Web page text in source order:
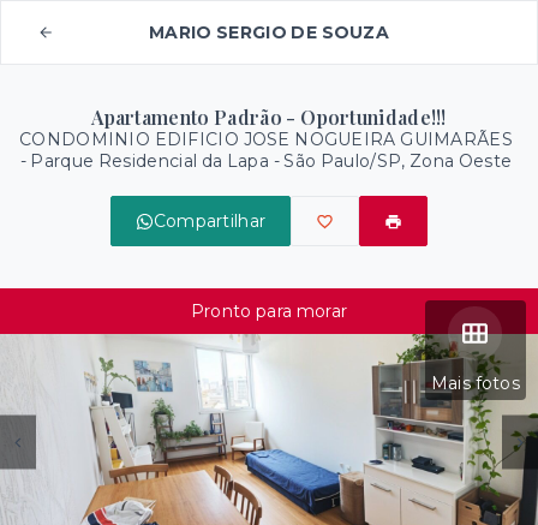
MARIO SERGIO DE SOUZA
Apartamento Padrão - Oportunidade!!!
CONDOMINIO EDIFICIO JOSE NOGUEIRA GUIMARÃES
- Parque Residencial da Lapa - São Paulo/SP, Zona Oeste
Compartilhar
Mais fotos
Pronto para morar